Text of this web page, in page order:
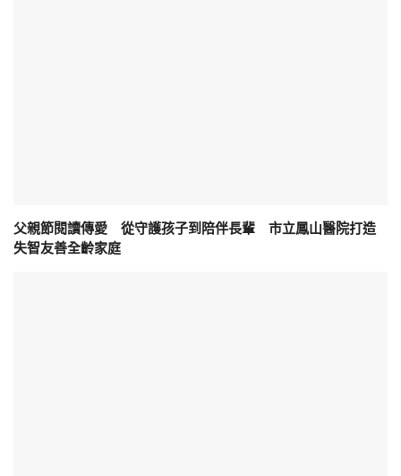
父親節閱讀傳愛 從守護孩子到陪伴長輩 市立鳳山醫院打造
失智友善全齡家庭